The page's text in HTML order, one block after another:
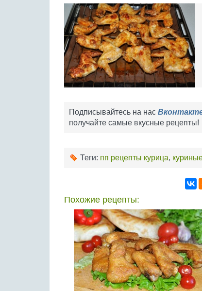
Подписывайтесь на нас
получайте самые вкусные рецепты!
Теги: пп рецепты курица,
Похожие рецепты: